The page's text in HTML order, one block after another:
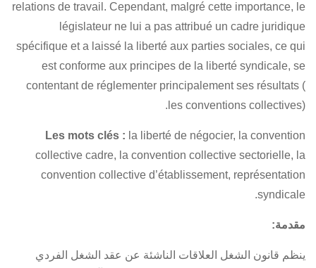
relations de travail. Cependant, malgré cette importance, le
législateur ne lui a pas attribué un cadre juridique
spécifique et a laissé la liberté aux parties sociales, ce qui
est conforme aux principes de la liberté syndicale, se
contentant de réglementer principalement ses résultats (
les conventions collectives).
Les mots clés : la liberté de négocier, la convention
collective cadre, la convention collective sectorielle, la
convention collective d’établissement, représentation
syndicale.
مقدمة:
ينظم قانون الشغل العلاقات الناشئة عن عقد الشغل الفردي